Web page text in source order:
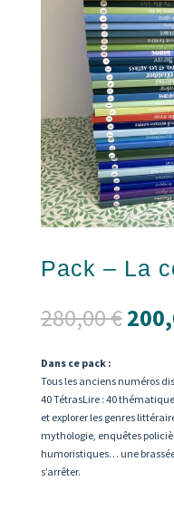
Pack – La
280,00€Le
prix
était :
Dans ce pack :
Tous les anciens numéros
40 TétrasLire : 40
et explorer les genres
mythologie, enquêtes
humoristiques… une
s’arrêter.